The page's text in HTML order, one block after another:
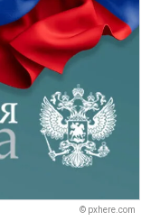
© pxhere.com